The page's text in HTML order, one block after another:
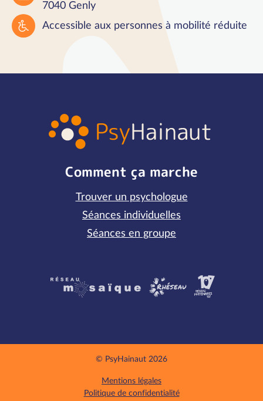
7040 Genly
Accessible aux personnes à mobilité réduite
Comment ça marche
Trouver un psychologue
Séances individuelles
Séances en groupe
Partenaires
© PsyHainaut 2026
Mentions légales
Politique de confidentialité